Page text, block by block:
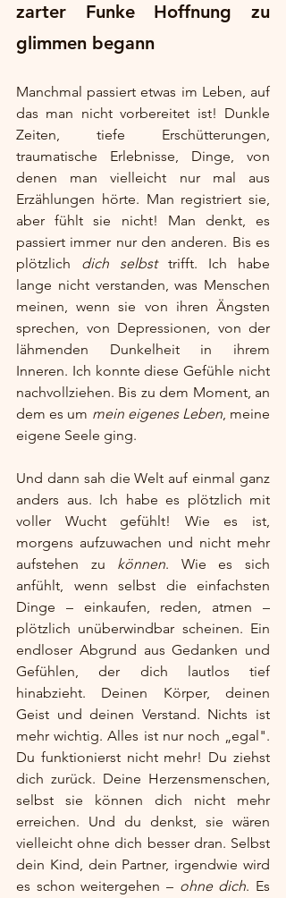
zarter Funke Hoffnung zu
glimmen begann
Manchmal passiert etwas im Leben, auf
das man nicht vorbereitet ist! Dunkle
Zeiten, tiefe Erschütterungen,
traumatische Erlebnisse, Dinge, von
denen man vielleicht nur mal aus
Erzählungen hörte. Man registriert sie,
aber fühlt sie nicht! Man denkt, es
passiert immer nur den anderen. Bis es
plötzlich dich selbst trifft. Ich habe
lange nicht verstanden, was Menschen
meinen, wenn sie von ihren Ängsten
sprechen, von Depressionen, von der
lähmenden Dunkelheit in ihrem
Inneren. Ich konnte diese Gefühle nicht
nachvollziehen. Bis zu dem Moment, an
dem es um mein eigenes Leben, meine
eigene Seele ging.
Und dann sah die Welt auf einmal ganz
anders aus. Ich habe es plötzlich mit
voller Wucht gefühlt! Wie es ist,
morgens aufzuwachen und nicht mehr
aufstehen zu können. Wie es sich
anfühlt, wenn selbst die einfachsten
Dinge – einkaufen, reden, atmen –
plötzlich unüberwindbar scheinen. Ein
endloser Abgrund aus Gedanken und
Gefühlen, der dich lautlos tief
hinabzieht. Deinen Körper, deinen
Geist und deinen Verstand. Nichts ist
mehr wichtig. Alles ist nur noch „egal".
Du funktionierst nicht mehr! Du ziehst
dich zurück. Deine Herzensmenschen,
selbst sie können dich nicht mehr
erreichen. Und du denkst, sie wären
vielleicht ohne dich besser dran. Selbst
dein Kind, dein Partner, irgendwie wird
es schon weitergehen – ohne dich. Es